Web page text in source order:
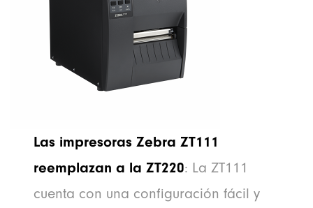
Las impresoras Zebra ZT111
reemplazan a la ZT220: La ZT111
cuenta con una configuración fácil y